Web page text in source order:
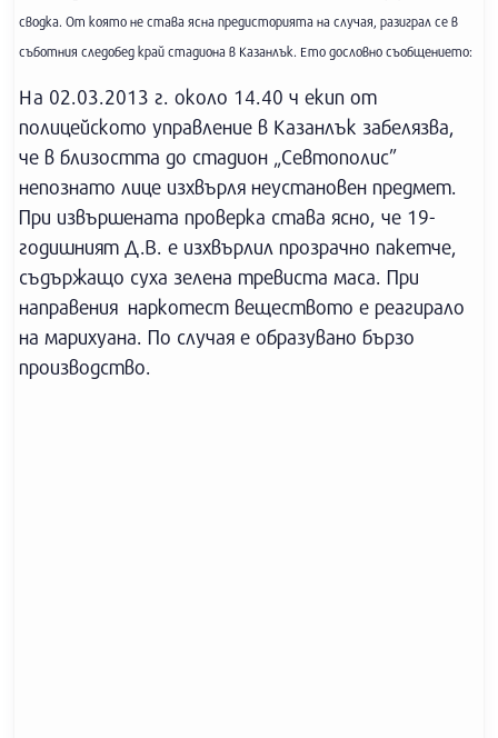
сводка. От която не става ясна предисторията на случая, разиграл се в
съботния следобед край стадиона в Казанлък. Ето дословно съобщението:
На 02.03.2013 г. около 14.40 ч екип от
полицейското управление в Казанлък забелязва,
че в близостта до стадион „Севтополис”
непознато лице изхвърля неустановен предмет.
При извършената проверка става ясно, че 19-
годишният Д.В. е изхвърлил прозрачно пакетче,
съдържащо суха зелена тревиста маса. При
направения наркотест веществото е реагирало
на марихуана. По случая е образувано бързо
производство.